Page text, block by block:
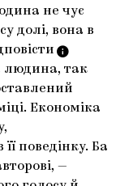
не чує
долі, вона в
людина, так
Економіка
поведінку. Ба
—